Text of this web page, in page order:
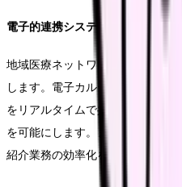
電子的連携システムの導入
地域医療ネットワークシステム
します。電子カルテの相互参照
をリアルタイムで共有し、重複
を可能にします。また、診療情
紹介業務の効率化を図ります。